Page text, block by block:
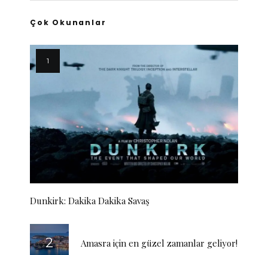
Çok Okunanlar
Dunkirk: Dakika Dakika Savaş
Amasra için en güzel zamanlar geliyor!